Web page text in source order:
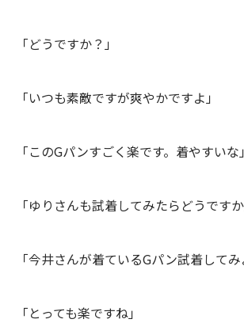
「どうですか？」
「いつも素敵ですが爽やかですよ」
「このGパンすごく楽です。着やすいな」
「ゆりさんも試着してみたらどうですか
「今井さんが着ているGパン試着してみ
「とっても楽ですね」